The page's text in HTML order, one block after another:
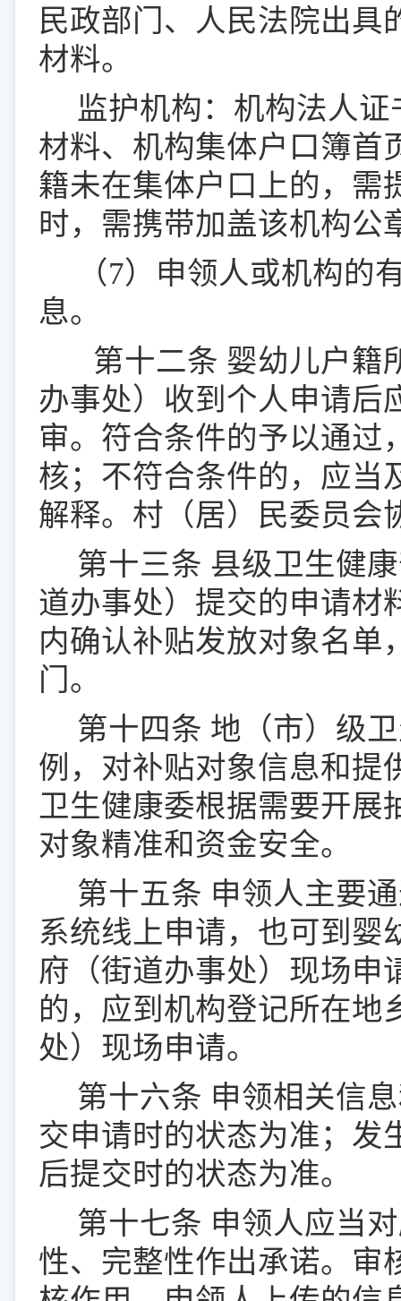
民政部门、人民法院出具
材料。
监护机构： 机构法人证
材料、 机构集体户口簿首
籍未在集体户口上的，需
时，需携带加盖该机构公
（7）申领人或机构的
息。
第十二条 婴幼儿户籍
办事处）收到个人申请后
审。符合条件的予以通过
核；不符合条件的，应当
解释。村（居）民委员会
第十三条 县级卫生健
道办事处）提交的申请材
内确认补贴发放对象名单
门。
第十四条 地 （市）级
例，对补贴对象信息和提
卫生健康委根据需要开展
对象精准和资金安全。
第十五条 申领人主要
系统线上申请，也可到婴
府（街道办事处）现场申
的，应到 机构登记所在地
处）现场申请。
第十六条 申领相关信
交申请时的状态为准；发
后提交时的状态为准。
第十七条 申领人应当
性、完整性作出承诺。审